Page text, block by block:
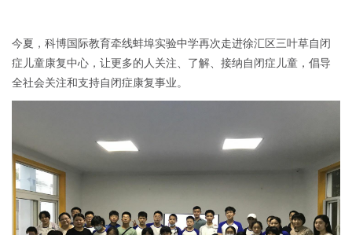
今夏，科博国际教育牵线蚌埠实验中学再次走进徐汇区三叶草自闭
症儿童康复中心，让更多的人关注、了解、接纳自闭症儿童，倡导
全社会关注和支持自闭症康复事业。